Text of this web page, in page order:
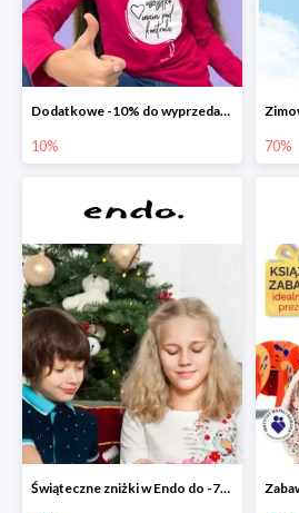
Dodatkowe -10% do wyprzedaży w Endo
10% 70%
Świąteczne zniżki w Endo do -70%